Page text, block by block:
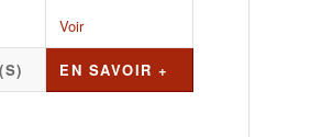
Voir
EN SAVOIR +